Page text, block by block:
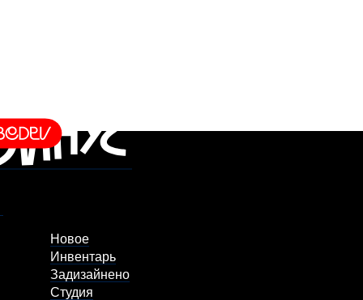
Новое
Инвентарь
Задизайнено
Студия